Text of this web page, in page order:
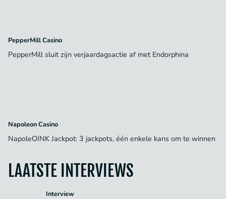
PepperMill Casino
PepperMill sluit zijn verjaardagsactie af met Endorphina
Napoleon Casino
NapoleOINK Jackpot: 3 jackpots, één enkele kans om te winnen
LAATSTE INTERVIEWS
Interview